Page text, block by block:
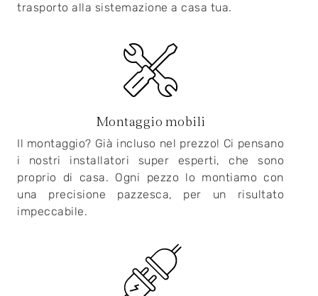
trasporto alla sistemazione a casa tua.
Montaggio mobili
Il montaggio? Già incluso nel prezzo! Ci pensano
i nostri installatori super esperti, che sono
proprio di casa. Ogni pezzo lo montiamo con
una precisione pazzesca, per un risultato
impeccabile.